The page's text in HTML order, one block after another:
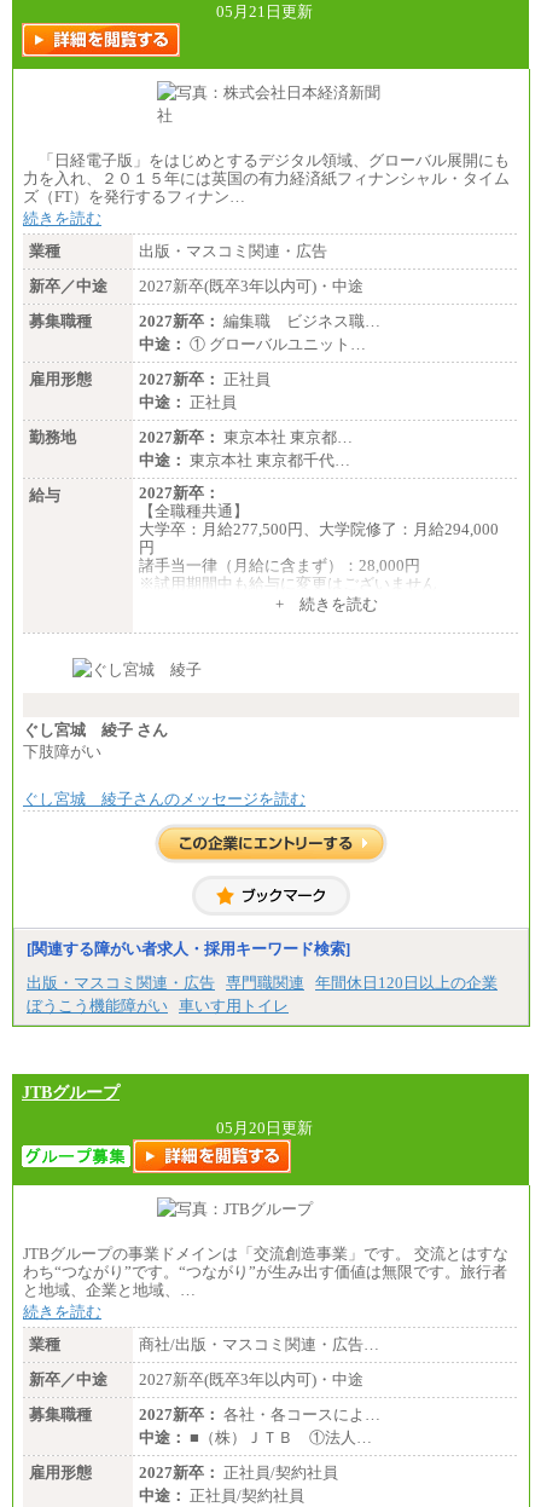
05月21日更新
「日経電子版」をはじめとするデジタル領域、グローバル展開にも
力を入れ、２０１５年には英国の有力経済紙フィナンシャル・タイム
ズ（FT）を発行するフィナン…
続きを読む
業種
出版・マスコミ関連・広告
新卒／中途
2027新卒(既卒3年以内可)・中途
募集職種
2027新卒： 編集職 ビジネス職…
中途： ① グローバルユニット…
雇用形態
2027新卒： 正社員
中途： 正社員
勤務地
2027新卒： 東京本社 東京都…
中途： 東京本社 東京都千代…
給与
2027新卒：
【全職種共通】
大学卒：月給277,500円、大学院修了：月給294,000
円
諸手当一律（月給に含まず）：28,000円
※試用期間中も給与に変更はございません
月給370,000円～
ます。
の各種手当を含む金額です）
+ 続きを読む
ぐし宮城 綾子 さん
下肢障がい
ぐし宮城 綾子さんのメッセージを読む
[関連する障がい者求人・採用キーワード検索]
出版・マスコミ関連・広告 専門職関連
年間休日120日以上の企業
ぼうこう機能障がい 車いす用トイレ
JTBグループ
05月20日更新
JTBグループの事業ドメインは「交流創造事業」です。 交流とはすな
わち“つながり”です。“つながり”が生み出す価値は無限です。旅行者
と地域、企業と地域、…
続きを読む
業種
商社/出版・マスコミ関連・広告…
新卒／中途
2027新卒(既卒3年以内可)・中途
募集職種
2027新卒： 各社・各コースによ…
中途： ■（株）ＪＴＢ ①法人…
雇用形態
2027新卒： 正社員/契約社員
中途： 正社員/契約社員